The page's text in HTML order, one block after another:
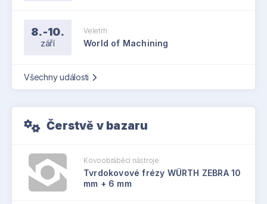
8.-10.
září
Veletrh
World of Machining
Všechny události
Čerstvě v bazaru
Kovoobráběcí nástroje
Tvrdokovové frézy WÜRTH ZEBRA 10
mm + 6 mm